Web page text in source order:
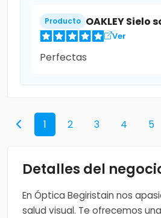
Producto OAKLEY Sielo
Ver
Perfectas
1 2 3 4 5
Detalles del
En Óptica Begiristain nos
salud visual. Te ofrecemos